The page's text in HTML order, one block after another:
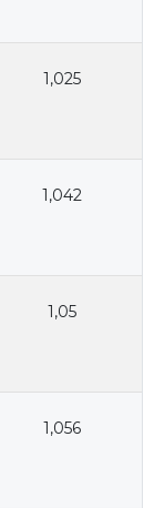
1,025
1,042
1,05
1,056